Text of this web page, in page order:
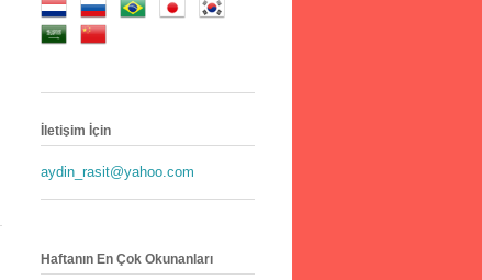
İletişim İçin
aydin_rasit@yahoo.com
Haftanın En Çok Okunanları